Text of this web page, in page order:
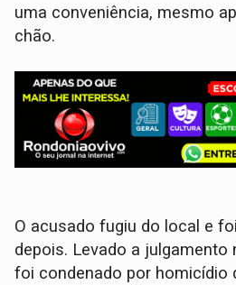
uma conveniência, mesmo
chão.
O acusado fugiu do local e
depois. Levado a julgamento
foi condenado por homicídio